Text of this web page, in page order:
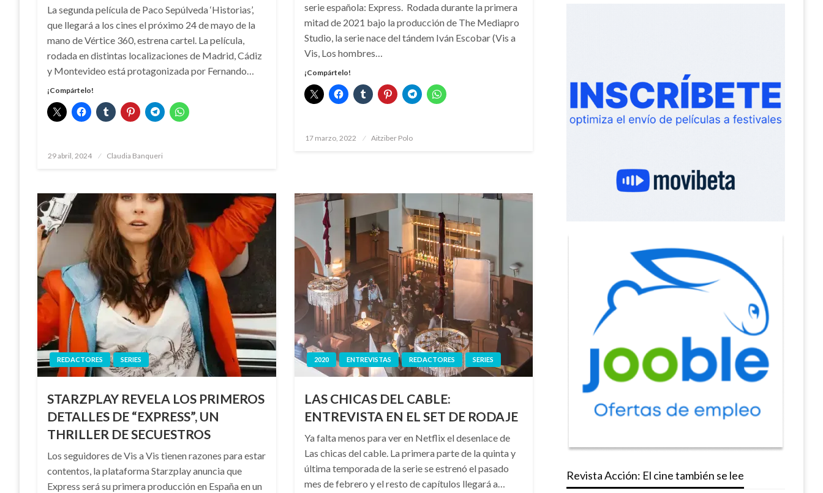
La segunda película de Paco Sepúlveda ‘Historias’,
que llegará a los cines el próximo 24 de mayo de la
mano de Vértice 360, estrena cartel. La película,
rodada en distintas localizaciones de Madrid, Cádiz
y Montevideo está protagonizada por Fernando…
¡Compártelo!
Publicado
29 abril, 2024 Claudia Banqueri
serie española: Express. Rodada durante la primera
mitad de 2021 bajo la producción de The Mediapro
Studio, la serie nace del tándem Iván Escobar (Vis a
Vis, Los hombres…
¡Compártelo!
Publicado
17 marzo, 2022 Aitziber Polo
REDACTORES SERIES
STARZPLAY REVELA LOS PRIMEROS
DETALLES DE “EXPRESS”, UN
THRILLER DE SECUESTROS
Los seguidores de Vis a Vis tienen razones para estar
contentos, la plataforma Starzplay anuncia que
Express será su primera producción en España en un
2020 ENTREVISTAS REDACTORES SERIES
LAS CHICAS DEL CABLE:
ENTREVISTA EN EL SET DE RODAJE
Ya falta menos para ver en Netflix el desenlace de
Las chicas del cable. La primera parte de la quinta y
última temporada de la serie se estrenó el pasado
mes de febrero y el resto de capítulos llegará a…
Revista Acción: El cine también se lee